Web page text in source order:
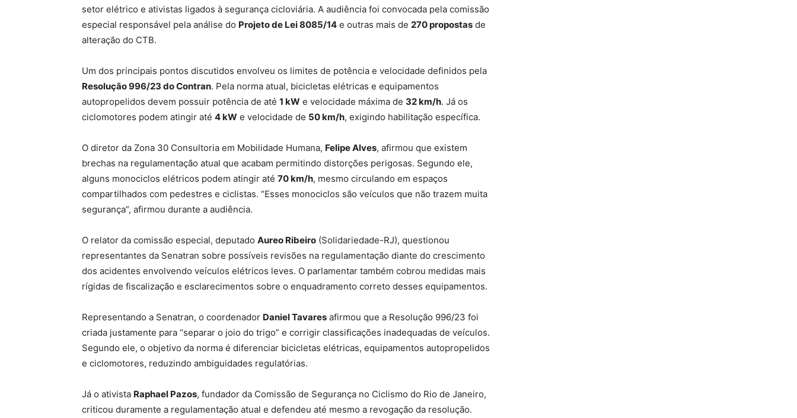
setor elétrico e ativistas ligados à segurança cicloviária. A audiência foi convocada pela comissão
especial responsável pela análise do Projeto de Lei 8085/14 e outras mais de 270 propostas de
alteração do CTB.
Um dos principais pontos discutidos envolveu os limites de potência e velocidade definidos pela
Resolução 996/23 do Contran. Pela norma atual, bicicletas elétricas e equipamentos
autopropelidos devem possuir potência de até 1 kW e velocidade máxima de 32 km/h. Já os
ciclomotores podem atingir até 4 kW e velocidade de 50 km/h, exigindo habilitação específica.
O diretor da Zona 30 Consultoria em Mobilidade Humana, Felipe Alves, afirmou que existem
brechas na regulamentação atual que acabam permitindo distorções perigosas. Segundo ele,
alguns monociclos elétricos podem atingir até 70 km/h, mesmo circulando em espaços
compartilhados com pedestres e ciclistas. “Esses monociclos são veículos que não trazem muita
segurança”, afirmou durante a audiência.
O relator da comissão especial, deputado Aureo Ribeiro (Solidariedade-RJ), questionou
representantes da Senatran sobre possíveis revisões na regulamentação diante do crescimento
dos acidentes envolvendo veículos elétricos leves. O parlamentar também cobrou medidas mais
rígidas de fiscalização e esclarecimentos sobre o enquadramento correto desses equipamentos.
Representando a Senatran, o coordenador Daniel Tavares afirmou que a Resolução 996/23 foi
criada justamente para “separar o joio do trigo” e corrigir classificações inadequadas de veículos.
Segundo ele, o objetivo da norma é diferenciar bicicletas elétricas, equipamentos autopropelidos
e ciclomotores, reduzindo ambiguidades regulatórias.
Já o ativista Raphael Pazos, fundador da Comissão de Segurança no Ciclismo do Rio de Janeiro,
criticou duramente a regulamentação atual e defendeu até mesmo a revogação da resolução.